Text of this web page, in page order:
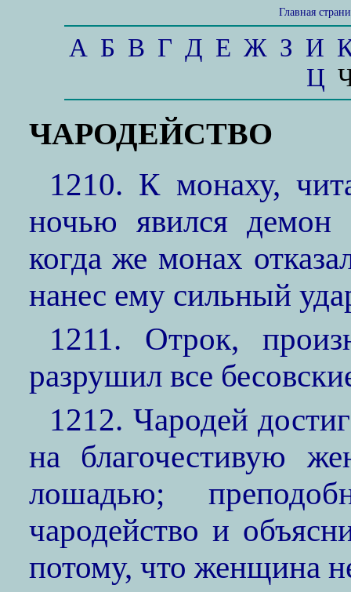
Главная
А Б В Г Д Е Ж З И
Ц
ЧАРОДЕЙСТВО
1210. К монаху,
ночью явился демон
когда же монах
нанес ему сильный
1211. Отрок,
разрушил все
1212. Чародей
на благочестивую
лошадью;
чародейство и
потому, что женщина